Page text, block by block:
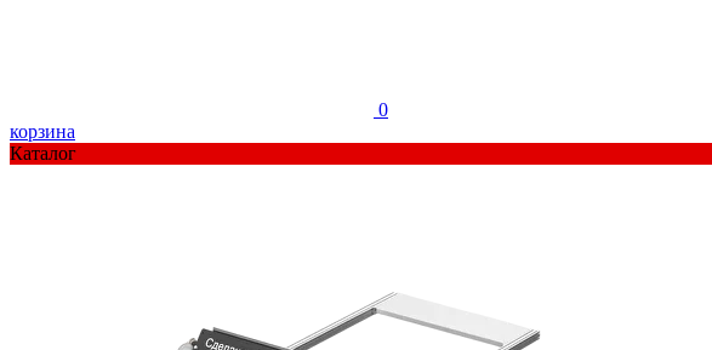
0
корзина
Каталог